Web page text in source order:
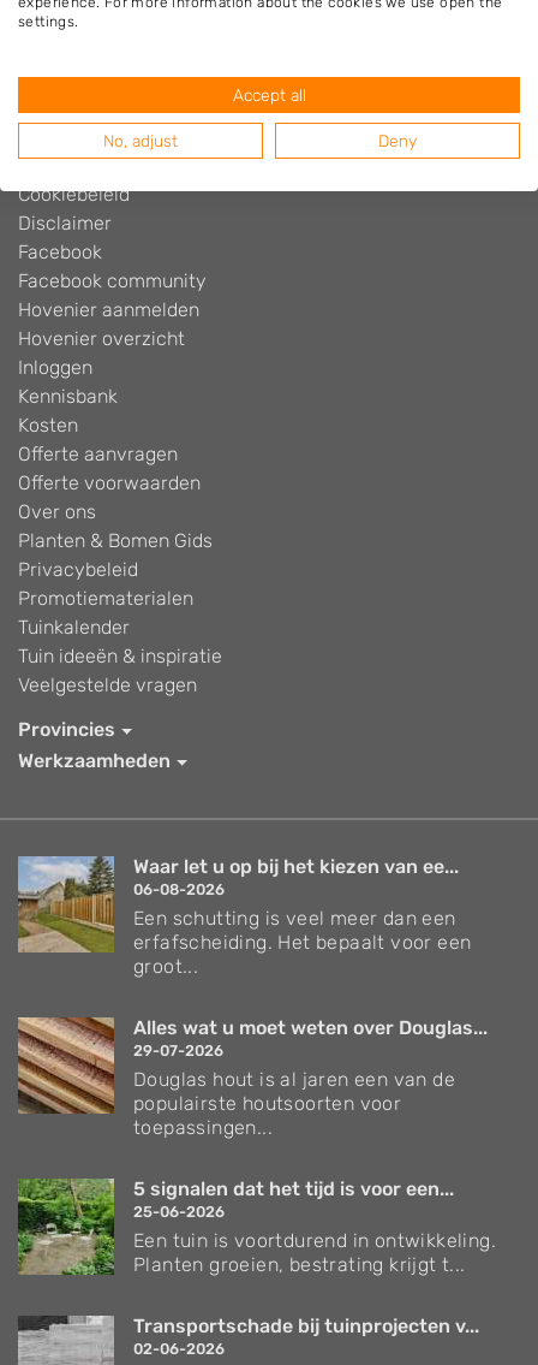
Hovenier.nl
Algemene voorwaarden
Beoordelingen widget
Contact
Cookiebeleid
Disclaimer
Facebook
Facebook community
Hovenier aanmelden
Hovenier overzicht
Inloggen
Kennisbank
Kosten
Offerte aanvragen
Offerte voorwaarden
Over ons
Planten & Bomen Gids
Privacybeleid
Promotiematerialen
Tuinkalender
Tuin ideeën & inspiratie
Veelgestelde vragen
Provincies
Werkzaamheden
Waar let u op bij het kiezen van ee...
06-08-2026
Een schutting is veel meer dan een
erfafscheiding. Het bepaalt voor een
groot...
Alles wat u moet weten over Douglas...
29-07-2026
Douglas hout is al jaren een van de
populairste houtsoorten voor
toepassingen...
5 signalen dat het tijd is voor een...
25-06-2026
Een tuin is voortdurend in ontwikkeling.
Planten groeien, bestrating krijgt t...
Transportschade bij tuinprojecten v...
02-06-2026
settings.
Accept all
No, adjust Deny